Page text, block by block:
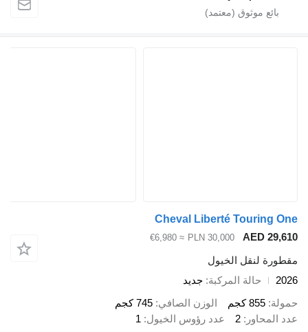
Cheval Liberté Touring
AED
PLN 30,000
≈ €6,980
لنقل الخيول
حالة المركبة جديد
855 كجم الوزن الصافي 745 كجم
2 عدد رؤوس الخيول 1